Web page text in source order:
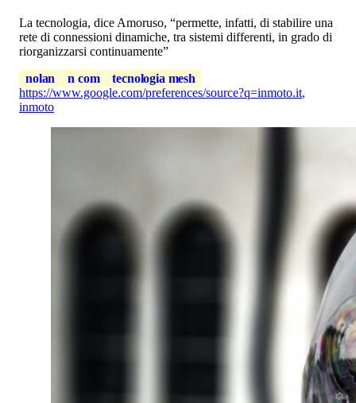
La tecnologia, dice Amoruso, “permette, infatti, di stabilire una
rete di connessioni dinamiche, tra sistemi differenti, in grado di
riorganizzarsi continuamente”
nolan
n com
tecnologia mesh
https://www.google.com/preferences/source?q=inmoto.it,
inmoto